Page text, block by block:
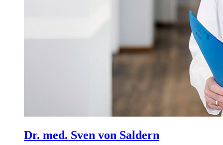
Dr. med. Sven von Saldern